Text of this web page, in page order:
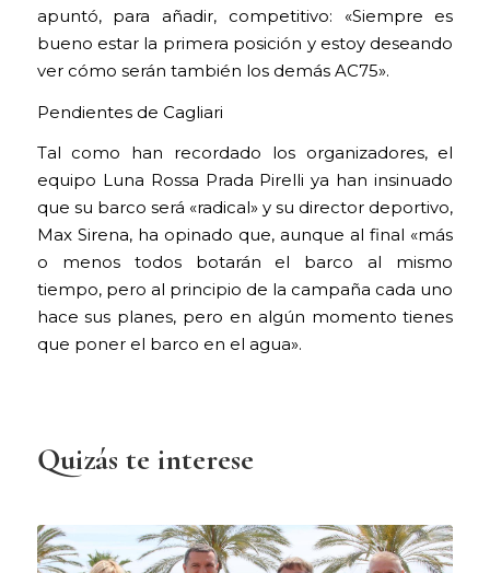
apuntó, para añadir, competitivo: «Siempre es
bueno estar la primera posición y estoy deseando
ver cómo serán también los demás AC75».
Pendientes de Cagliari
Tal como han recordado los organizadores, el
equipo Luna Rossa Prada Pirelli ya han insinuado
que su barco será «radical» y su director deportivo,
Max Sirena, ha opinado que, aunque al final «más
o menos todos botarán el barco al mismo
tiempo, pero al principio de la campaña cada uno
hace sus planes, pero en algún momento tienes
que poner el barco en el agua».
Quizás te interese